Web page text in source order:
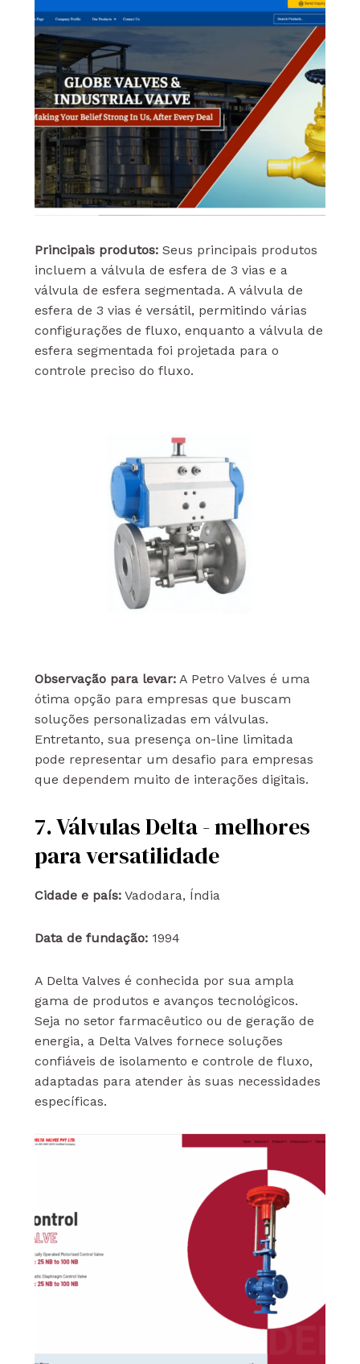
Principais produtos:Seus principais produtos
incluem a válvula de esfera de 3 vias e a
válvula de esfera segmentada. A válvula de
esfera de 3 vias é versátil, permitindo várias
configurações de fluxo, enquanto a válvula de
esfera segmentada foi projetada para o
controle preciso do fluxo.
Observação para levar:A Petro Valves é uma
ótima opção para empresas que buscam
soluções personalizadas em válvulas.
Entretanto, sua presença on-line limitada
pode representar um desafio para empresas
que dependem muito de interações digitais.
7. Válvulas Delta - melhores
para versatilidade
Cidade e país:Vadodara, Índia
Data de fundação:1994
A Delta Valves é conhecida por sua ampla
gama de produtos e avanços tecnológicos.
Seja no setor farmacêutico ou de geração de
energia, a Delta Valves fornece soluções
confiáveis de isolamento e controle de fluxo,
adaptadas para atender às suas necessidades
específicas.